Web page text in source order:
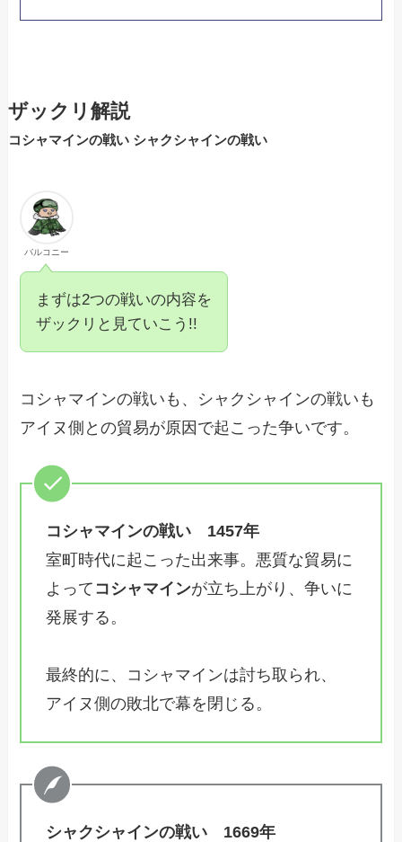
ザックリ解説
コシャマインの戦い シャクシャインの戦い
バルコニー
まずは2つの戦いの内容を
ザックリと見ていこう!!
コシャマインの戦いも、シャクシャインの戦いも
アイヌ側との貿易が原因で起こった争いです。
コシャマインの戦い 1457年
室町時代に起こった出来事。悪質な貿易に
よって コシャマインが立ち上がり、争いに
発展する。
最終的に、コシャマインは討ち取られ、
アイヌ側の敗北で幕を閉じる。
シャクシャインの戦い 1669年